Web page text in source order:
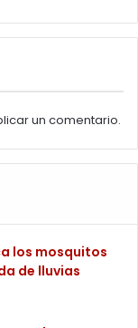
un comentario.
los mosquitos
de lluvias